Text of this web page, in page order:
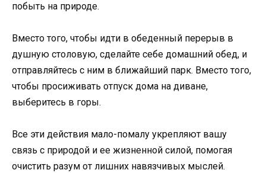
побыть на природе.
Вместо того, чтобы идти в обеденный перерыв в
душную столовую, сделайте себе домашний обед, и
отправляйтесь с ним в ближайший парк. Вместо того,
чтобы просиживать отпуск дома на диване,
выберитесь в горы.
Все эти действия мало-помалу укрепляют вашу
связь с природой и ее жизненной силой, помогая
очистить разум от лишних навязчивых мыслей.